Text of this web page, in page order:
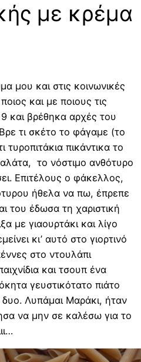
με κρέμα
μου και στις κοινωνικές
και με ποιους τις
και βρέθηκα αρχές του
τι σκέτο το φάγαμε (το
τυροπιτάκια πικάντικα το
το νόστιμο ανθότυρο
Επιτέλους ο φάκελλος,
ήθελα να πω, έπρεπε
του έδωσα τη χαριστική
με γιαουρτάκι και λίγο
κι’ αυτό στο γιορτινό
στο ντουλάπι
και τσουπ ένα
γευστικότατο πιάτο
δυο. Λυπάμαι Μαράκι, ήταν
να μην σε καλέσω για το